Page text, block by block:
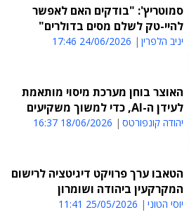
סמוטריץ': "בודקים האם לאפשר
להיי-טק לשלם מסים בדולרים"
יניב הלפרין 24/06/2026 17:46
האוצר בוחן מערכת מיסוי מותאמת
לעידן ה-AI, כדי למשוך משקיעים
יהודה קונפורטס 18/06/2026 16:37
הטאבו ערך פרויקט דיגיטציה לרישום
המקרקעין ביהודה ושומרון
יוסי הטוני 25/05/2026 11:41